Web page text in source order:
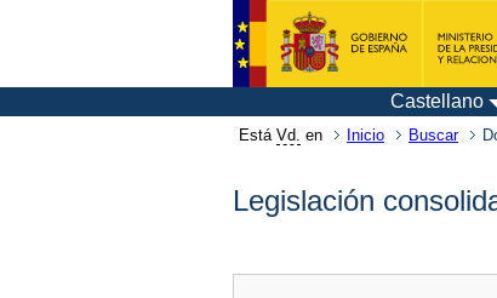
Castellano
Está Vd. en Inicio Buscar
Legislación